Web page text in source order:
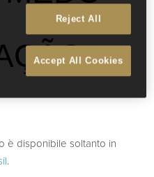
è disponibile soltanto in
.
Reject All
Accept All Cookies